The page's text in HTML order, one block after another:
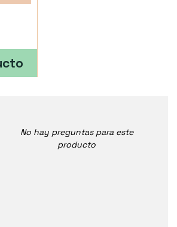
No hay preguntas para este
producto